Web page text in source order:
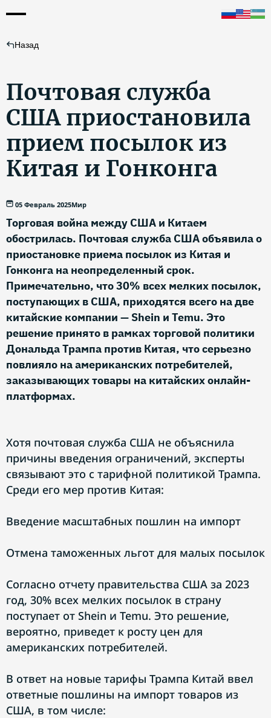
Назад
Почтовая служба
США приостановила
прием посылок из
Китая и Гонконга
05 Февраль 2025Мир
Торговая война между США и Китаем
обострилась. Почтовая служба США объявила о
приостановке приема посылок из Китая и
Гонконга на неопределенный срок.
Примечательно, что 30% всех мелких посылок,
поступающих в США, приходятся всего на две
китайские компании — Shein и Temu. Это
решение принято в рамках торговой политики
Дональда Трампа против Китая, что серьезно
повлияло на американских потребителей,
заказывающих товары на китайских онлайн-
платформах.
Хотя почтовая служба США не объяснила
причины введения ограничений, эксперты
связывают это с тарифной политикой Трампа.
Среди его мер против Китая:
Введение масштабных пошлин на импорт
Отмена таможенных льгот для малых посылок
Согласно отчету правительства США за 2023
год, 30% всех мелких посылок в страну
поступает от Shein и Temu. Это решение,
вероятно, приведет к росту цен для
американских потребителей.
В ответ на новые тарифы Трампа Китай ввел
ответные пошлины на импорт товаров из
США, в том числе: